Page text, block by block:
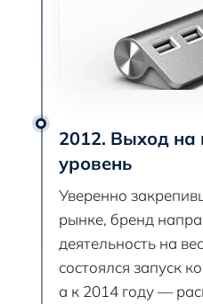
2012. Выход
уровень
Уверенно
рынке, бренд
деятельность на
состоялся запуск
а к 2014 году —